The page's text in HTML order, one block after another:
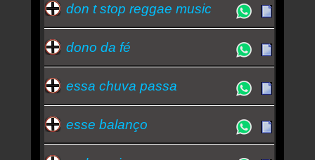
don t stop reggae music
dono da fé
essa chuva passa
esse balanço